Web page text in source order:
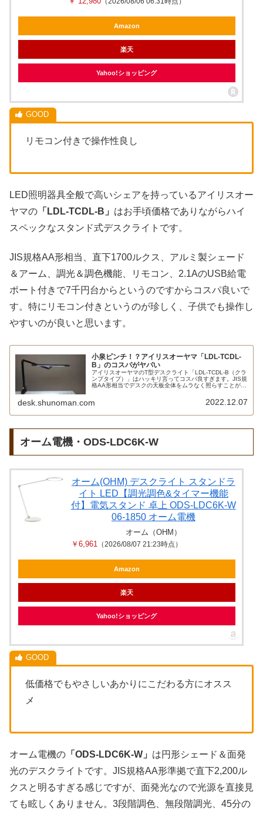
Amazon
楽天
Yahoo!ショッピング
リモコン付きで操作性良し
LED照明器具全般で高いシェアを持っているアイリスオー
ヤマの 「LDL-TCDL-B」 はお手頃価格でありながらハイ
スペックなスタンド式デスクライトです。
JIS規格AA形相当、直下1700ルクス、アルミ製シェード
＆アーム、調光＆調色機能、リモコン、2.1AのUSB給電
ポート付きで7千円台からというのですからコスパ良いで
す。特にリモコン付きというのが珍しく、子供でも操作し
やすいのが良いと思います。
小泉ピンチ！？アイリスオーヤマ「LDL-TCDL-
B」のコスパがヤバい
アイリスオーヤマのT型デスクライト「LDL-TCDL-B（クラ
ンプタイプ）」はハッキリ言ってコスパ良すぎます。JIS規
格AA形相当でデスクの天板全体をムラなく照らすことがで
す。無段階調光＆調色機能、リモコン、2.1AのUSB給電ポ
ート付きで5千円台！
desk.shunoman.com 2022.12.07
オーム電機・ODS-LDC6K-W
オーム(OHM) デスクライト スタンドラ
イト LED【調光調色&タイマー機能
付】電気スタンド 卓上 ODS-LDC6K-W
06-1850 オーム電機
オーム（OHM）
￥6,961 （2026/08/07 21:23時点）
Amazon
楽天
Yahoo!ショッピング
低価格でもやさしいあかりにこだわる方にオスス
メ
オーム電機の 「ODS-LDC6K-W」 は円形シェード＆面発
光のデスクライトです。JIS規格AA形準拠で直下2,200ル
クスと明るすぎる感じですが、面発光なので光源を直接見
ても眩しくありません。3段階調色、無段階調光、45分の